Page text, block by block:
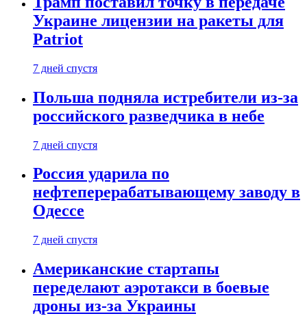
Украине лицензии на ракеты для
Patriot
7 дней спустя
Польша подняла истребители из-за
российского разведчика в небе
7 дней спустя
Россия ударила по
нефтеперерабатывающему заводу в
Одессе
7 дней спустя
Американские стартапы
переделают аэротакси в боевые
дроны из-за Украины